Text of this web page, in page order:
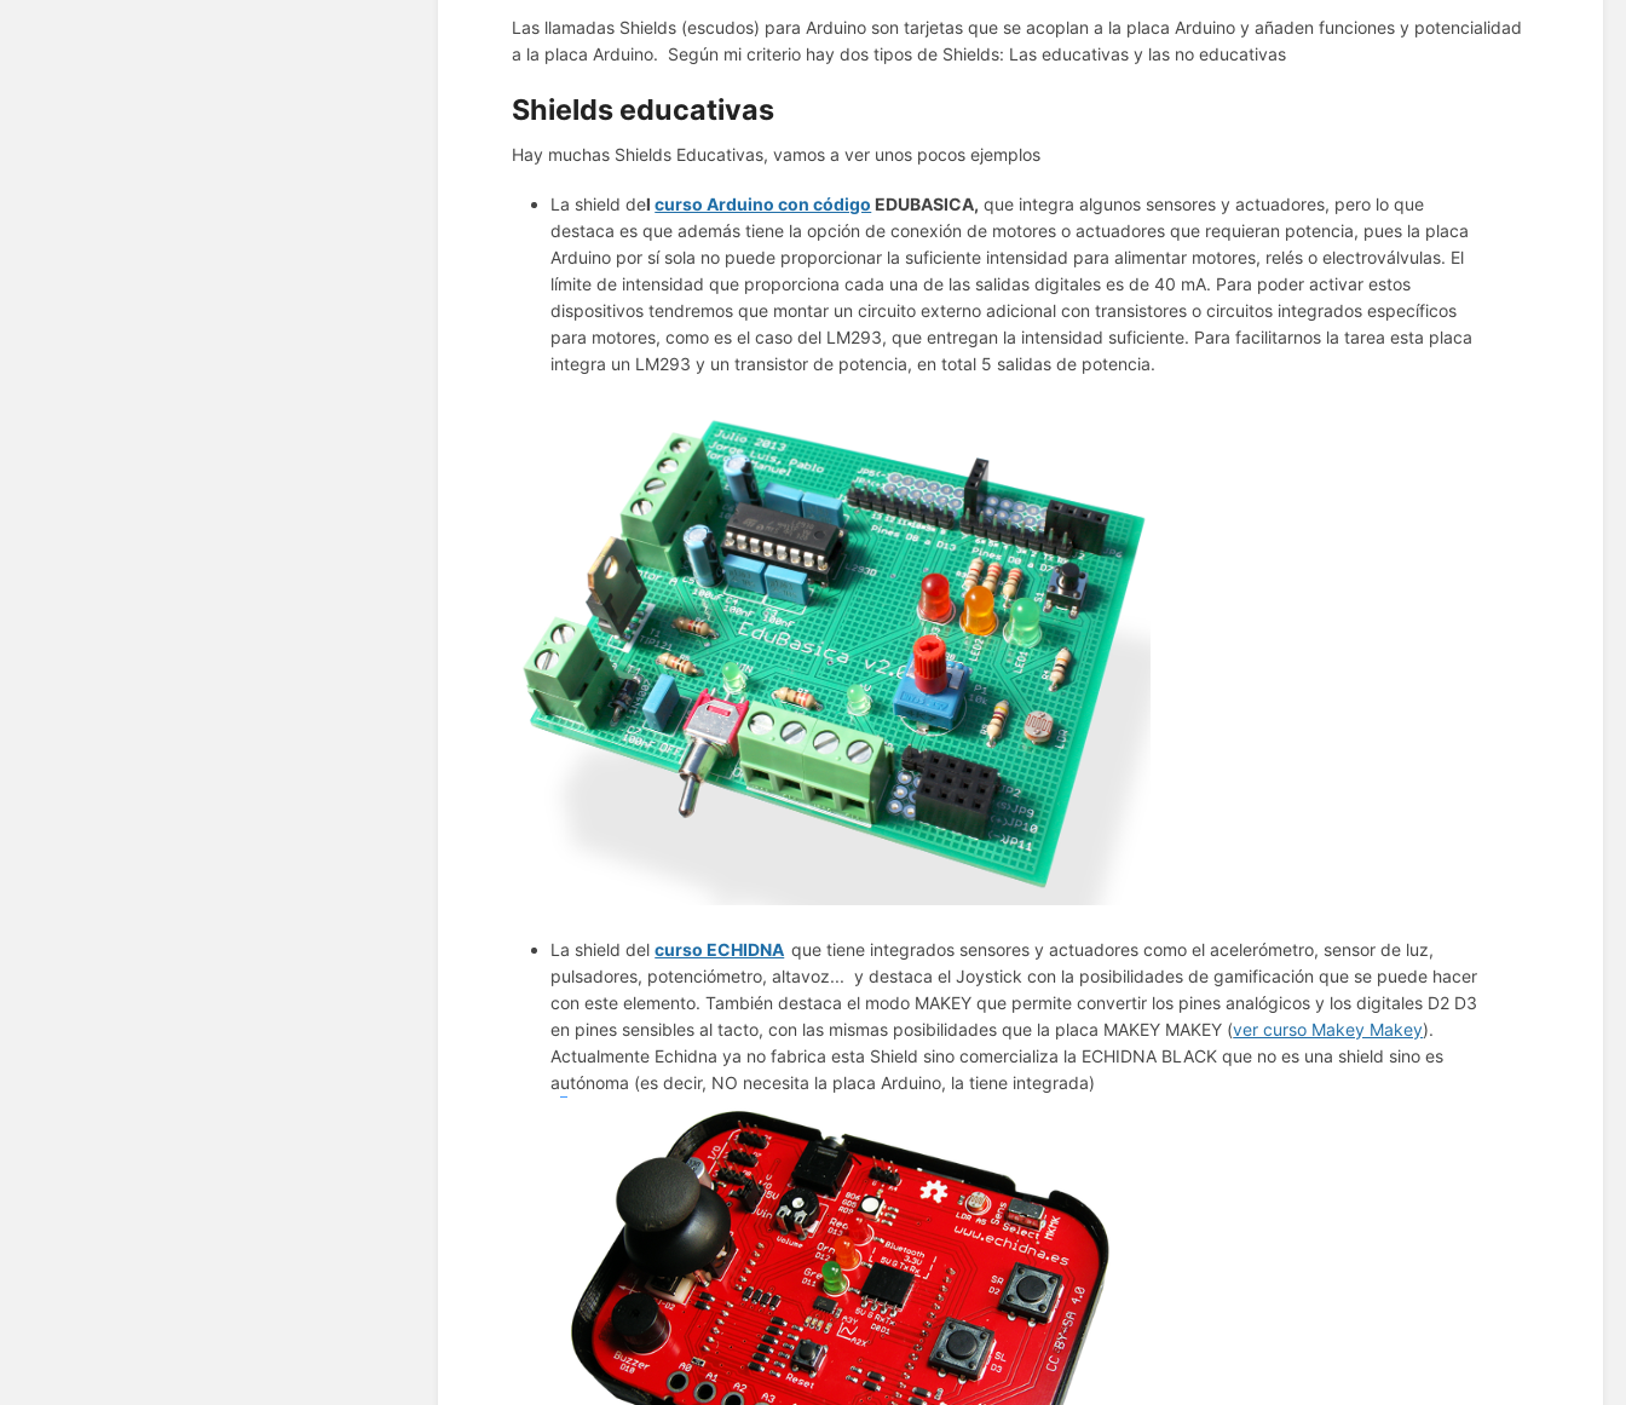
Las llamadas Shields (escudos) para Arduino son tarjetas que se acoplan a la placa Arduino y añaden funciones y potencialidad
a la placa Arduino. Según mi criterio hay dos tipos de Shields: Las educativas y las no educativas
Shields educativas
Hay muchas Shields Educativas, vamos a ver unos pocos ejemplos
La shield delcurso Arduino con código EDUBASICA, que integra algunos sensores y actuadores, pero lo que
destaca es que además tiene la opción de conexión de motores o actuadores que requieran potencia, pues la placa
Arduino por sí sola no puede proporcionar la suficiente intensidad para alimentar motores, relés o electroválvulas. El
límite de intensidad que proporciona cada una de las salidas digitales es de 40 mA. Para poder activar estos
dispositivos tendremos que montar un circuito externo adicional con transistores o circuitos integrados específicos
para motores, como es el caso del LM293, que entregan la intensidad suficiente. Para facilitarnos la tarea esta placa
integra un LM293 y un transistor de potencia, en total 5 salidas de potencia.
La shield delcurso ECHIDNA que tiene integrados sensores y actuadores como el acelerómetro, sensor de luz,
pulsadores, potenciómetro, altavoz... y destaca el Joystick con la posibilidades de gamificación que se puede hacer
con este elemento. También destaca el modo MAKEY que permite convertir los pines analógicos y los digitales D2 D3
en pines sensibles al tacto, con las mismas posibilidades que la placa MAKEY MAKEY (ver curso Makey Makey).
Actualmente Echidna ya no fabrica esta Shield sino comercializa la ECHIDNA BLACK que no es una shield sino es
autónoma (es decir, NO necesita la placa Arduino, la tiene integrada)